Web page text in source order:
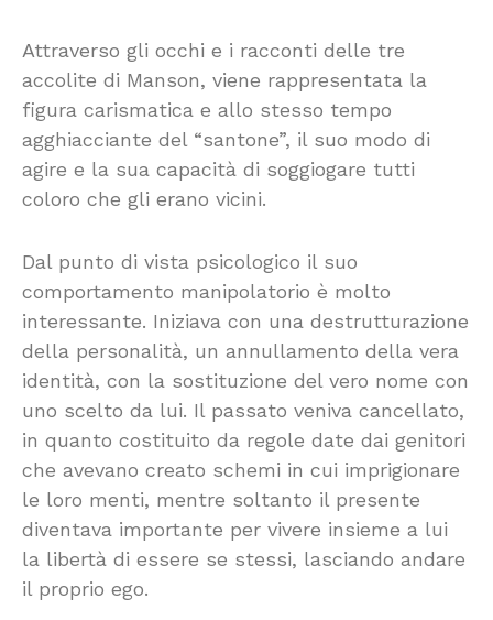
Attraverso gli occhi e i racconti delle tre
accolite di Manson, viene rappresentata la
figura carismatica e allo stesso tempo
agghiacciante del “santone”, il suo modo di
agire e la sua capacità di soggiogare tutti
coloro che gli erano vicini.
Dal punto di vista psicologico il suo
comportamento manipolatorio è molto
interessante. Iniziava con una destrutturazione
della personalità, un annullamento della vera
identità, con la sostituzione del vero nome con
uno scelto da lui. Il passato veniva cancellato,
in quanto costituito da regole date dai genitori
che avevano creato schemi in cui imprigionare
le loro menti, mentre soltanto il presente
diventava importante per vivere insieme a lui
la libertà di essere se stessi, lasciando andare
il proprio ego.